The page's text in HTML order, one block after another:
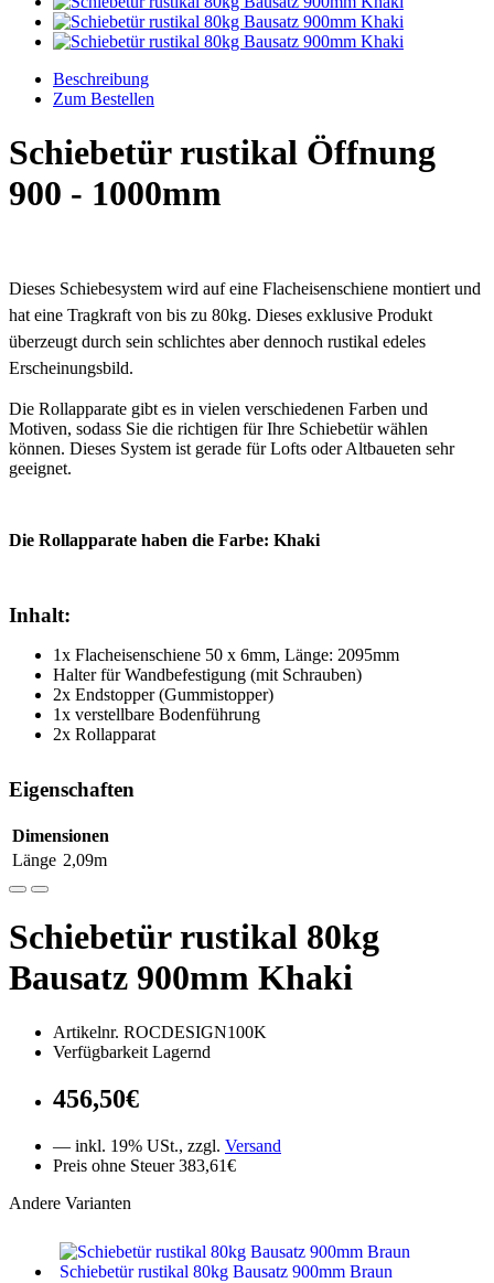
Beschreibung
Zum Bestellen
Schiebetür rustikal Öffnung
900 - 1000mm
Dieses Schiebesystem wird auf eine Flacheisenschiene montiert und
hat eine Tragkraft von bis zu 80kg. Dieses exklusive Produkt
überzeugt durch sein schlichtes aber dennoch rustikal edeles
Erscheinungsbild.
Die Rollapparate gibt es in vielen verschiedenen Farben und
Motiven, sodass Sie die richtigen für Ihre Schiebetür wählen
können. Dieses System ist gerade für Lofts oder Altbaueten sehr
geeignet.
Die Rollapparate haben die Farbe: Khaki
Inhalt:
1x Flacheisenschiene 50 x 6mm, Länge: 2095mm
Halter für Wandbefestigung (mit Schrauben)
2x Endstopper (Gummistopper)
1x verstellbare Bodenführung
2x Rollapparat
Eigenschaften
Dimensionen
Länge 2,09m
Schiebetür rustikal 80kg
Bausatz 900mm Khaki
Artikelnr. ROCDESIGN100K
Verfügbarkeit Lagernd
456,50€
— inkl. 19% USt., zzgl. Versand
Preis ohne Steuer 383,61€
Andere Varianten
Schiebetür rustikal 80kg Bausatz 900mm Braun